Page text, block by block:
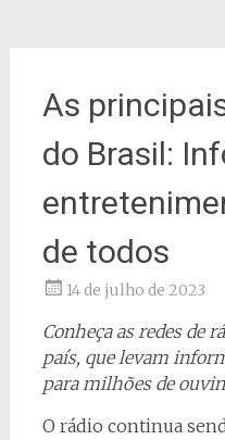
As
do Brasil:
de todos
14 de julho de 2023
Conheça as redes de
país, que levam
para milhões de
O rádio continua